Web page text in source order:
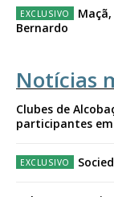
Bernardo
Notícias
Clubes de
participantes